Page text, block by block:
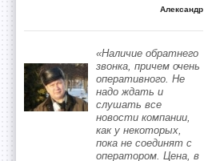
Александр
«Наличие обратнего
звонка, причем очень
оперативного. Не
надо ждать и
слушать все
новости компании,
как у некоторых,
пока не соединят с
оператором. Цена, в